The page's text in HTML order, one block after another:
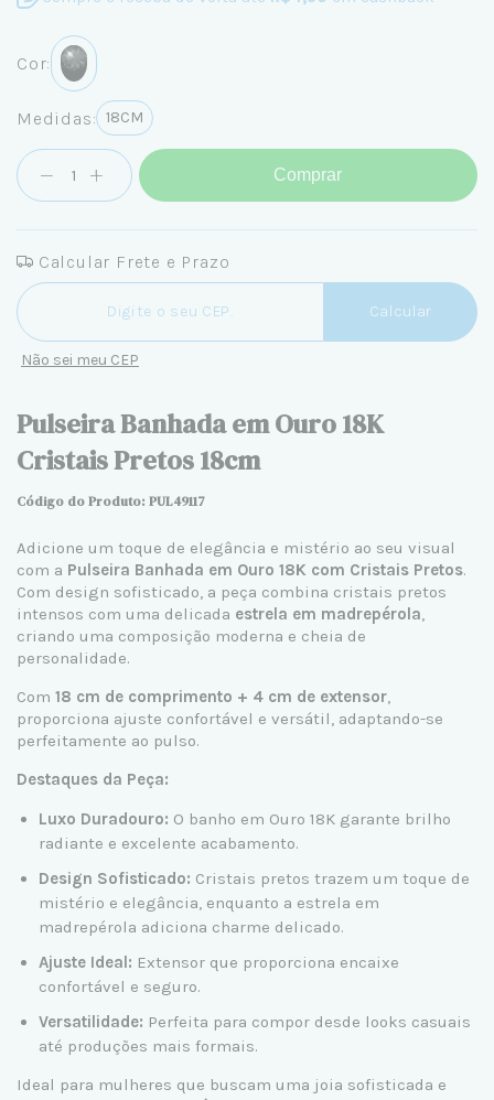
Cor:
Medidas: 18CM
Comprar
Calcular Frete e Prazo
Entregas para o CEP:
Calcular
Não sei meu CEP
Pulseira Banhada em Ouro 18K
Cristais Pretos 18cm
Código do Produto: PUL49117
Adicione um toque de elegância e mistério ao seu visual
com a Pulseira Banhada em Ouro 18K com Cristais Pretos.
Com design sofisticado, a peça combina cristais pretos
intensos com uma delicada estrela em madrepérola,
criando uma composição moderna e cheia de
personalidade.
Com 18 cm de comprimento + 4 cm de extensor,
proporciona ajuste confortável e versátil, adaptando-se
perfeitamente ao pulso.
Destaques da Peça:
Luxo Duradouro: O banho em Ouro 18K garante brilho
radiante e excelente acabamento.
Design Sofisticado: Cristais pretos trazem um toque de
mistério e elegância, enquanto a estrela em
madrepérola adiciona charme delicado.
Ajuste Ideal: Extensor que proporciona encaixe
confortável e seguro.
Versatilidade: Perfeita para compor desde looks casuais
até produções mais formais.
Ideal para mulheres que buscam uma joia sofisticada e